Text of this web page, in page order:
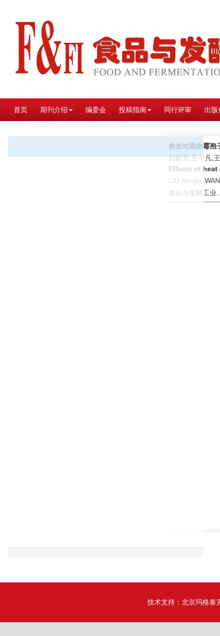
首页 期刊介绍 编委会 投稿指南 同行评审 出版
热击对黑曲霉孢
刘新育,王一凡,
Effects of
LIU Xin-yu,
食品与发酵工业
技术支持： 北京玛格泰